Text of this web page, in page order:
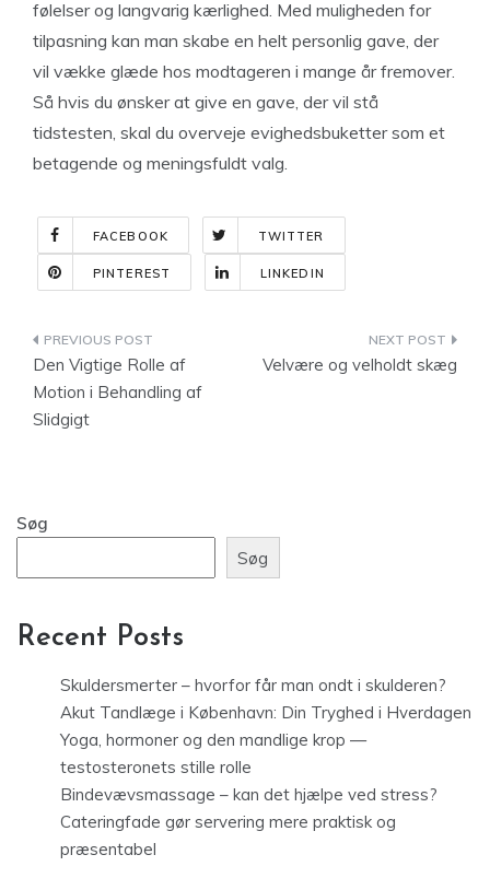
følelser og langvarig kærlighed. Med muligheden for
tilpasning kan man skabe en helt personlig gave, der
vil vække glæde hos modtageren i mange år fremover.
Så hvis du ønsker at give en gave, der vil stå
tidstesten, skal du overveje evighedsbuketter som et
betagende og meningsfuldt valg.
FACEBOOK TWITTER
PINTEREST LINKEDIN
Indlægsnavigation
Den Vigtige Rolle af
Motion i Behandling af
Slidgigt
Velvære og velholdt skæg
Søg
Søg
Recent Posts
Skuldersmerter – hvorfor får man ondt i skulderen?
Akut Tandlæge i København: Din Tryghed i Hverdagen
Yoga, hormoner og den mandlige krop —
testosteronets stille rolle
Bindevævsmassage – kan det hjælpe ved stress?
Cateringfade gør servering mere praktisk og
præsentabel